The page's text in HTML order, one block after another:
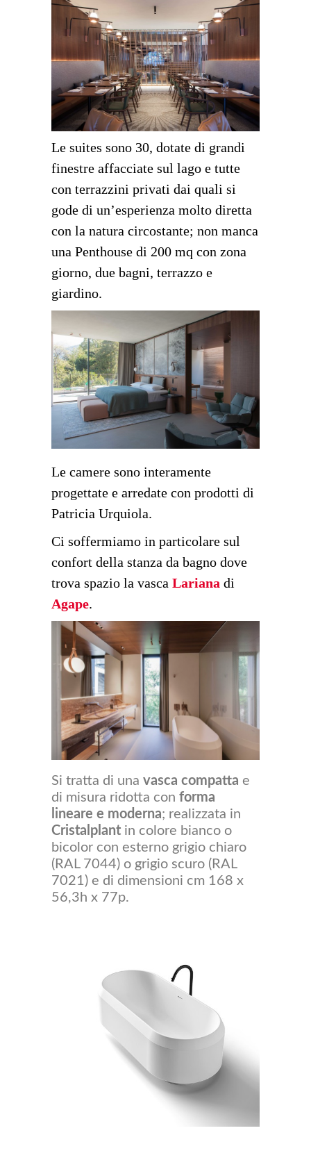
Le suites sono 30, dotate di grandi
finestre affacciate sul lago e tutte
con terrazzini privati dai quali si
gode di un’esperienza molto diretta
con la natura circostante; non manca
una Penthouse di 200 mq con zona
giorno, due bagni, terrazzo e
giardino.
Le camere sono interamente
progettate e arredate con prodotti di
Patricia Urquiola.
Ci soffermiamo in particolare sul
confort della stanza da bagno dove
trova spazio la vasca Lariana di
Agape.
Si tratta di una vasca compatta e
di misura ridotta con forma
lineare e moderna; realizzata in
Cristalplant in colore bianco o
bicolor con esterno grigio chiaro
(RAL 7044) o grigio scuro (RAL
7021) e di dimensioni cm 168 x
56,3h x 77p.